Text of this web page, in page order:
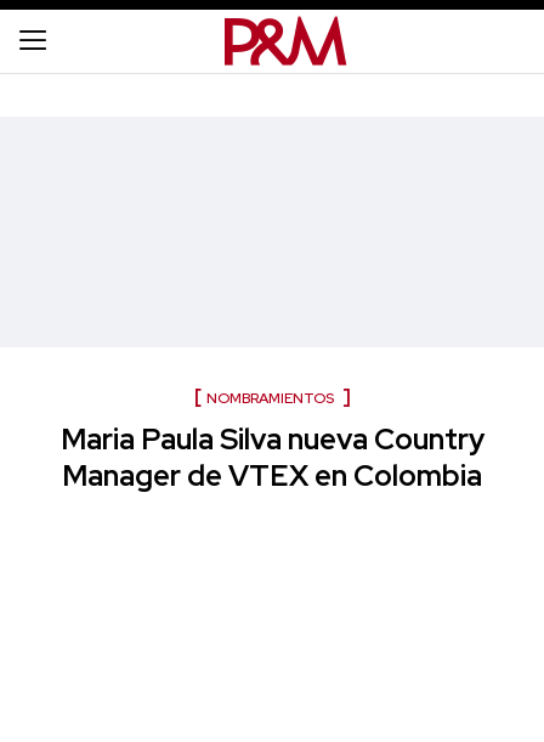
NOMBRAMIENTOS
Maria Paula Silva nueva Country
Manager de VTEX en Colombia